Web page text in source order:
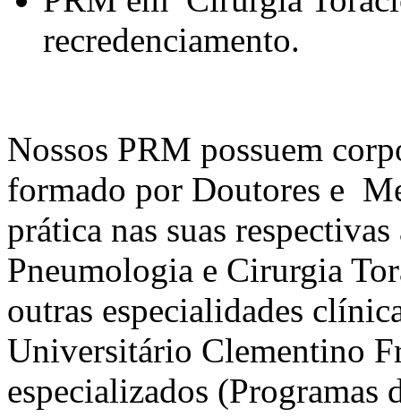
recredenciamento.
Nossos PRM possuem
formado por Doutores e
prática nas suas
Pneumologia e Cirurgia
outras especialidades
Universitário Clementino
especializados (Programas